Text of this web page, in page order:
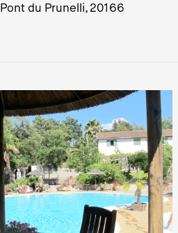
du Prunelli, 20166